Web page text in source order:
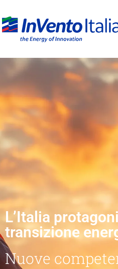
L’Italia
transizione
Nuove